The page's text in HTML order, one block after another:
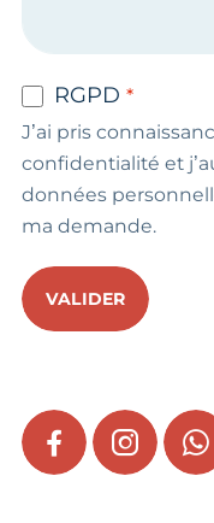
RGPD
J’ai pris
confidentialité et
données
ma demande.
VALIDER
FACEBOOK